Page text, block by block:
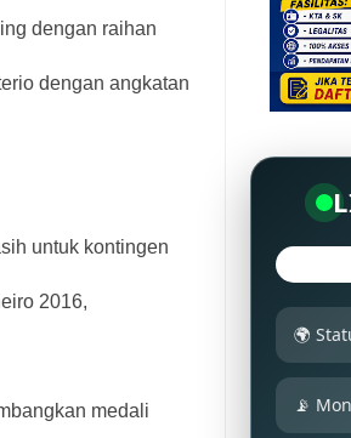
dengan raihan
dengan angkatan
untuk kontingen
2016,
medali
🌍
📡